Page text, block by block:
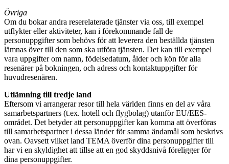
Övriga
Om du bokar andra reserelaterade tjänster via oss, till exempel
utflykter eller aktiviteter, kan i förekommande fall de
personuppgifter som behövs för att leverera den beställda tjänsten
lämnas över till den som ska utföra tjänsten. Det kan till exempel
vara uppgifter om namn, födelsedatum, ålder och kön för alla
resenärer på bokningen, och adress och kontaktuppgifter för
huvudresenären.
Utlämning till tredje land
Eftersom vi arrangerar resor till hela världen finns en del av våra
samarbetspartners (t.ex. hotell och flygbolag) utanför EU/EES-
området. Det betyder att personuppgifter kan komma att överföras
till samarbetspartner i dessa länder för samma ändamål som beskrivs
ovan. Oavsett vilket land TEMA överför dina personuppgifter till
har vi en skyldighet att tillse att en god skyddsnivå föreligger för
dina personuppgifter.